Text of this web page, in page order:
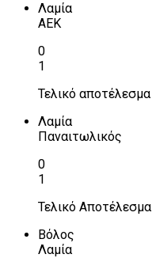
Λαμία
ΑΕΚ
0
1
Τελικό αποτέλεσμα
Λαμία
Παναιτωλικός
0
1
Τελικό Αποτέλεσμα
Βόλος
Λαμία